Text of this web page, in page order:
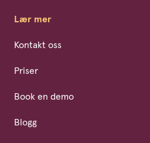
Lær mer
Kontakt oss
Priser
Book en demo
Blogg